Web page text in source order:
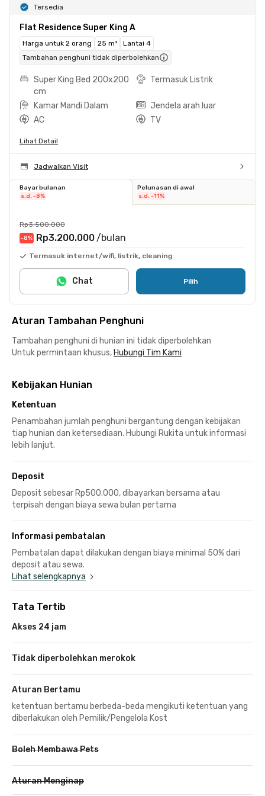
Tersedia
Flat Residence Super King A
Harga untuk 2 orang 25 m²
Lantai 4
Tambahan penghuni tidak diperbolehkan
Super King Bed 200x200
cm
Termasuk Listrik
Kamar Mandi Dalam
Jendela arah luar
AC
TV
Lihat Detail
Jadwalkan Visit
Bayar bulanan
s.d. -8%
Pelunasan di awal
s.d. -11%
Rp3.500.000
-8% Rp3.200.000 /bulan
Termasuk internet/wifi, listrik, cleaning
Pilih
Chat
Aturan Tambahan Penghuni
Tambahan penghuni di hunian ini tidak diperbolehkan
Untuk permintaan khusus, Hubungi Tim Kami
Kebijakan Hunian
Ketentuan
Penambahan jumlah penghuni bergantung dengan kebijakan
tiap hunian dan ketersediaan. Hubungi Rukita untuk informasi
lebih lanjut.
Deposit
Deposit sebesar Rp500.000, dibayarkan bersama atau
terpisah dengan biaya sewa bulan pertama
Informasi pembatalan
Pembatalan dapat dilakukan dengan biaya minimal 50% dari
deposit atau sewa.
Lihat selengkapnya
Tata Tertib
Akses 24 jam
Tidak diperbolehkan merokok
Aturan Bertamu
ketentuan bertamu berbeda-beda mengikuti ketentuan yang
diberlakukan oleh Pemilik/Pengelola Kost
Boleh Membawa Pets
Aturan Menginap